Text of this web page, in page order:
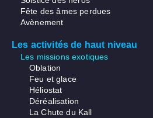
Fête des âmes perdues
Avènement
Les activités de haut niveau
Les missions exotiques
Oblation
Feu et glace
Héliostat
Déréalisation
La Chute du Kall